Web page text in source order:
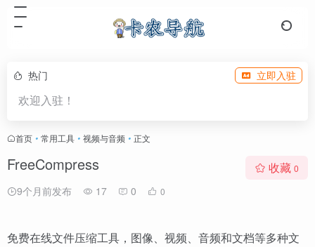
热门 立即入驻
欢迎入驻！
首页 • 常用工具 • 视频与音频 • 正文
FreeCompress
9个月前发布 17 0 0
收藏 0
免费在线文件压缩工具，图像、视频、音频和文档等多种文